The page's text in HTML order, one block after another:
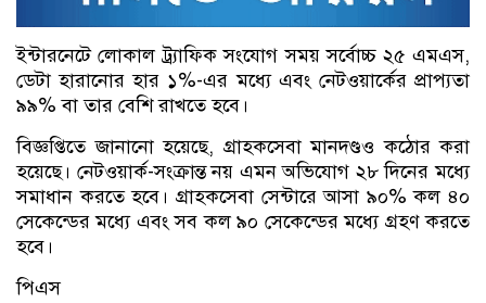
ইন্টারনেটে লোকাল ট্র্যাফিক সংযোগ সময় সর্বোচ্চ ২৫ এমএস,
ডেটা হারানোর হার ১%-এর মধ্যে এবং নেটওয়ার্কের প্রাপ্যতা
৯৯% বা তার বেশি রাখতে হবে।
বিজ্ঞপ্তিতে জানানো হয়েছে, গ্রাহকসেবা মানদণ্ডও কঠোর করা
হয়েছে। নেটওয়ার্ক-সংক্রান্ত নয় এমন অভিযোগ ২৮ দিনের মধ্যে
সমাধান করতে হবে। গ্রাহকসেবা সেন্টারে আসা ৯০% কল ৪০
সেকেন্ডের মধ্যে এবং সব কল ৯০ সেকেন্ডের মধ্যে গ্রহণ করতে
হবে।
পিএস